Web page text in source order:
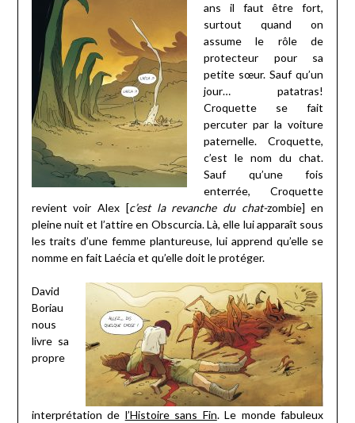
ans il faut être fort,
surtout quand on
assume le rôle de
protecteur pour sa
petite sœur. Sauf qu’un
jour… patatras!
Croquette se fait
percuter par la voiture
paternelle. Croquette,
c’est le nom du chat.
Sauf qu’une fois
enterrée, Croquette
revient voir Alex [c’est la revanche du chat-zombie] en
pleine nuit et l’attire en Obscurcia. Là, elle lui apparaît sous
les traits d’une femme plantureuse, lui apprend qu’elle se
nomme en fait Laécia et qu’elle doit le protéger.
David
Boriau
nous
livre sa
propre
interprétation de l’Histoire sans Fin. Le monde fabuleux